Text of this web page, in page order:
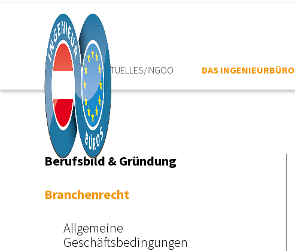
HOME AKTUELLES/INGOO DAS INGENIEURBÜRO
Berufsbild & Gründung
Branchenrecht
Allgemeine
Geschäftsbedingungen